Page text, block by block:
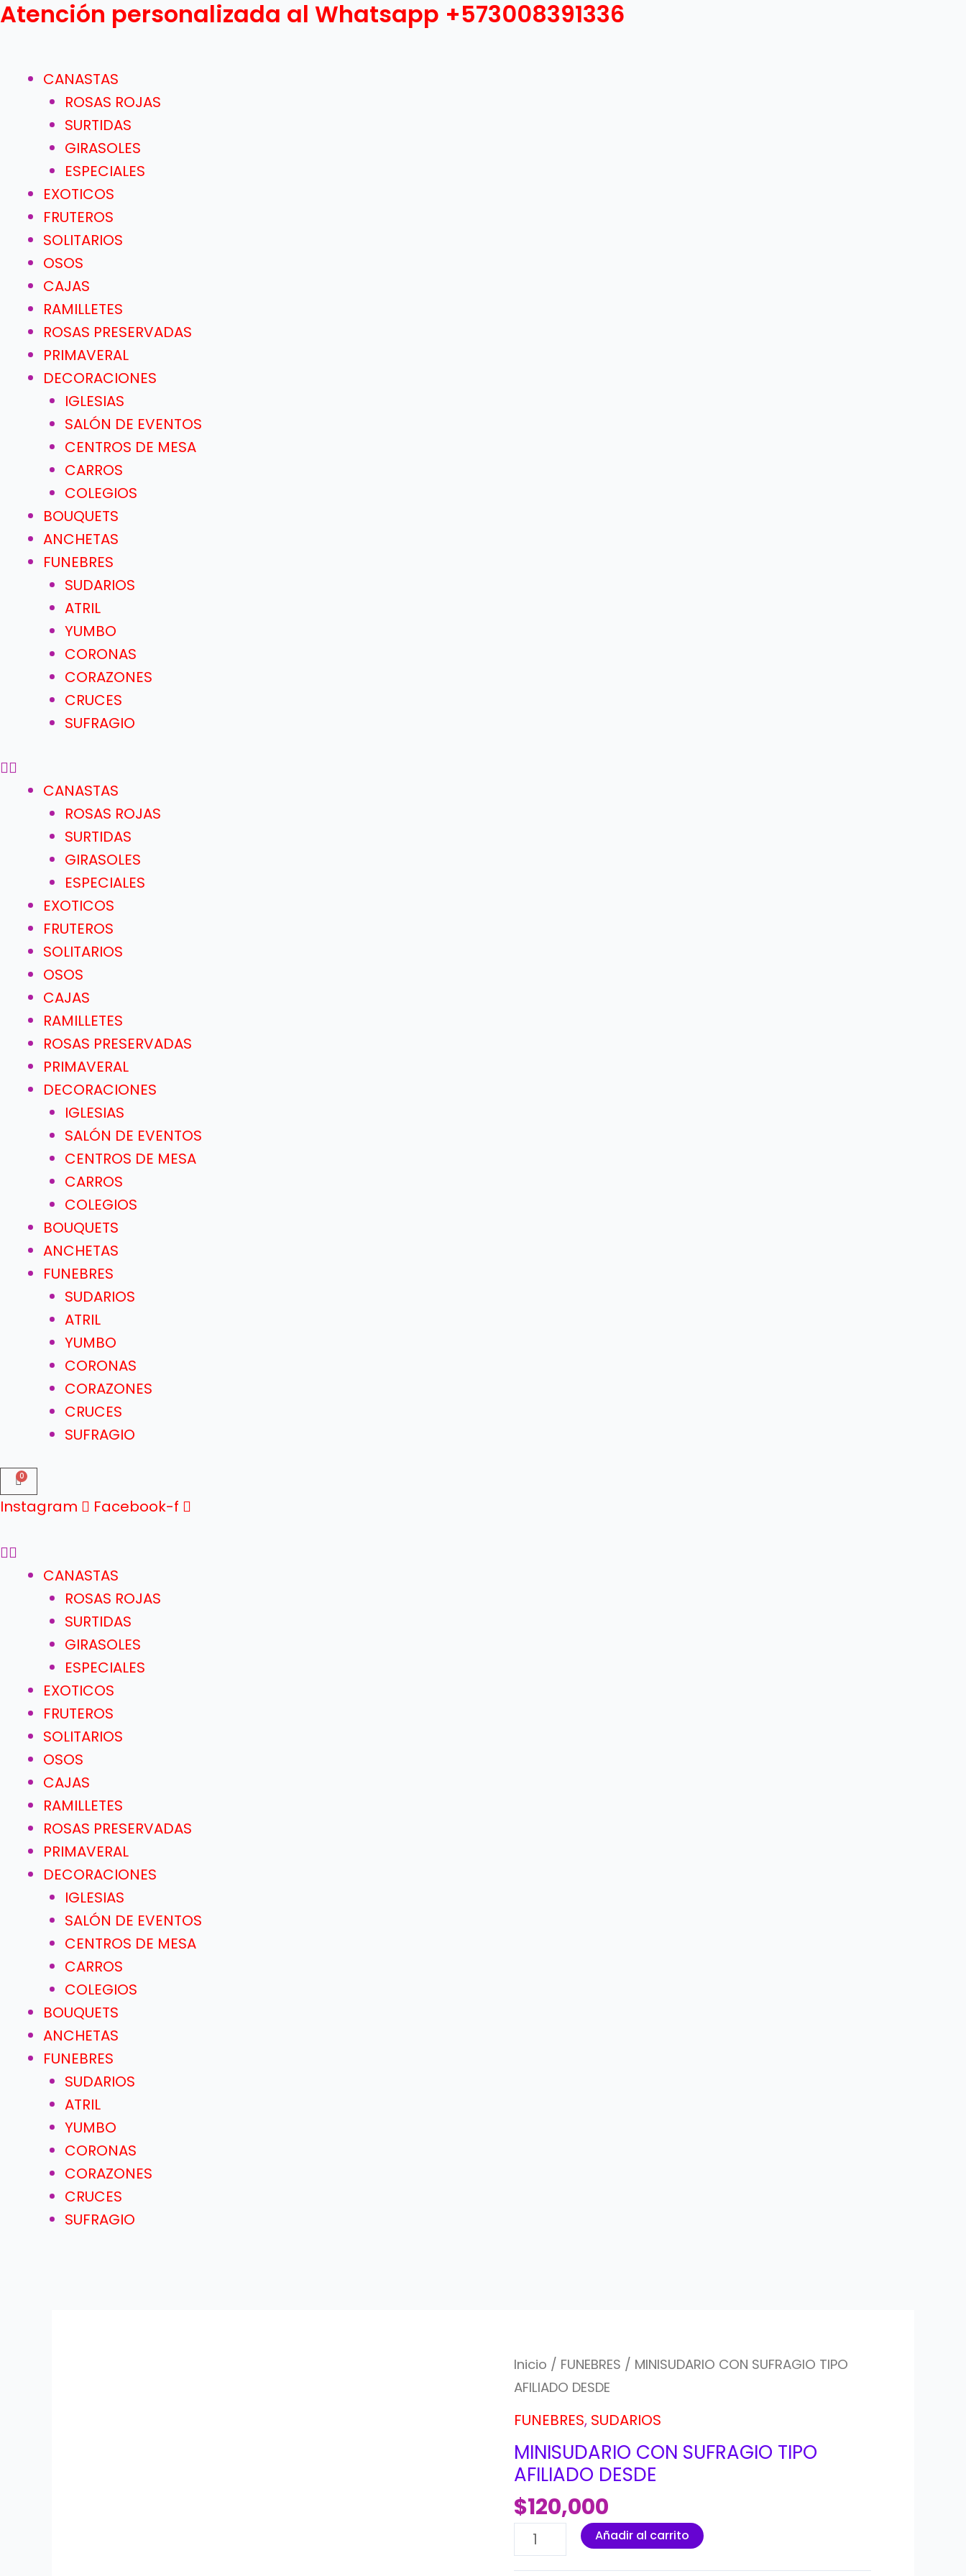
Ir
Atención personalizada al Whatsapp +573008391336
CANASTAS
ROSAS ROJAS
SURTIDAS
GIRASOLES
ESPECIALES
EXOTICOS
FRUTEROS
SOLITARIOS
OSOS
CAJAS
RAMILLETES
ROSAS PRESERVADAS
PRIMAVERAL
DECORACIONES
IGLESIAS
SALÓN DE EVENTOS
CENTROS DE MESA
CARROS
COLEGIOS
BOUQUETS
ANCHETAS
FUNEBRES
SUDARIOS
ATRIL
YUMBO
CORONAS
CORAZONES
CRUCES
SUFRAGIO
CANASTAS
ROSAS ROJAS
SURTIDAS
GIRASOLES
ESPECIALES
EXOTICOS
FRUTEROS
SOLITARIOS
OSOS
CAJAS
RAMILLETES
ROSAS PRESERVADAS
PRIMAVERAL
DECORACIONES
IGLESIAS
SALÓN DE EVENTOS
CENTROS DE MESA
CARROS
COLEGIOS
BOUQUETS
ANCHETAS
FUNEBRES
SUDARIOS
ATRIL
YUMBO
CORONAS
CORAZONES
CRUCES
SUFRAGIO
Instagram Facebook-f
CANASTAS
ROSAS ROJAS
SURTIDAS
GIRASOLES
ESPECIALES
EXOTICOS
FRUTEROS
SOLITARIOS
OSOS
CAJAS
RAMILLETES
ROSAS PRESERVADAS
PRIMAVERAL
DECORACIONES
IGLESIAS
SALÓN DE EVENTOS
CENTROS DE MESA
CARROS
COLEGIOS
BOUQUETS
ANCHETAS
FUNEBRES
SUDARIOS
ATRIL
YUMBO
CORONAS
CORAZONES
CRUCES
SUFRAGIO
Inicio / FUNEBRES / MINISUDARIO CON SUFRAGIO TIPO
AFILIADO DESDE
FUNEBRES, SUDARIOS
MINISUDARIO CON SUFRAGIO TIPO
AFILIADO DESDE
$120,000
MINISUDARIO
CON
Añadir al carrito